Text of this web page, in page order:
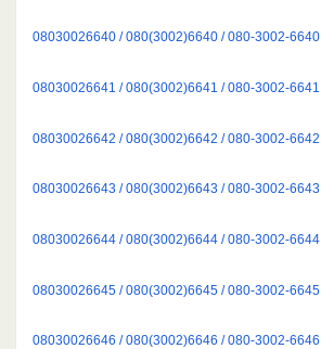
08030026640 / 080(3002)6640 / 080-3002-6640
08030026641 / 080(3002)6641 / 080-3002-6641
08030026642 / 080(3002)6642 / 080-3002-6642
08030026643 / 080(3002)6643 / 080-3002-6643
08030026644 / 080(3002)6644 / 080-3002-6644
08030026645 / 080(3002)6645 / 080-3002-6645
08030026646 / 080(3002)6646 / 080-3002-6646